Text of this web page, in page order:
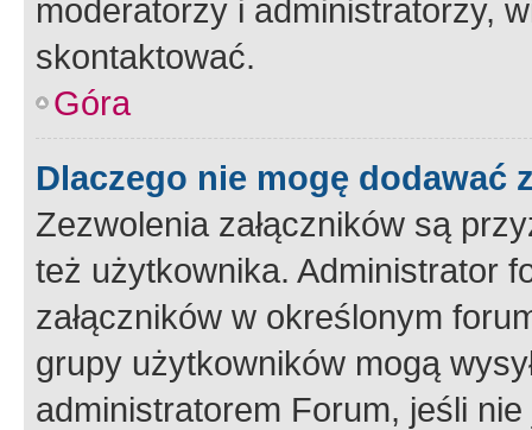
moderatorzy i administratorzy,
skontaktować.
Góra
Dlaczego nie mogę dodawać
Zezwolenia załączników są
też użytkownika. Administrator
załączników w określonym
grupy użytkowników mogą
administratorem Forum, jeśli